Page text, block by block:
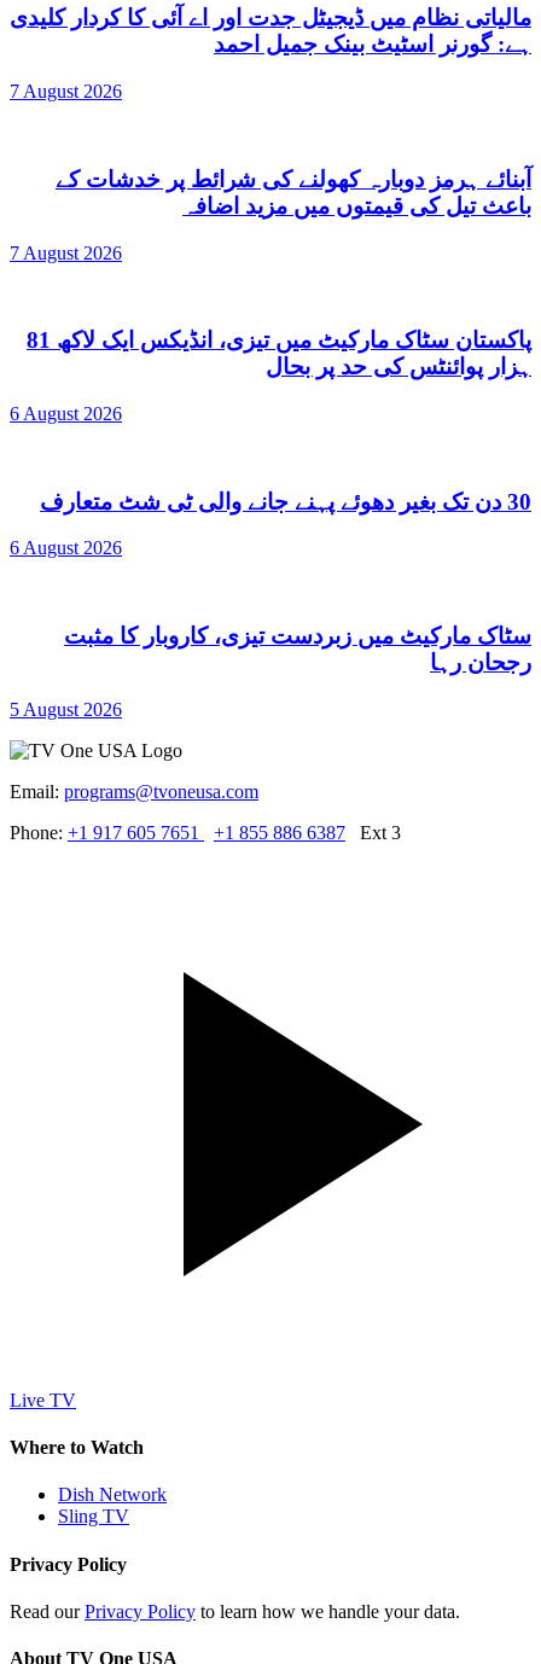
مالیاتی نظام میں ڈیجیٹل جدت اور اے آئی کا کردار کلیدی
ہے: گورنر اسٹیٹ بینک جمیل احمد
7 August 2026
آبنائے ہرمز دوبارہ کھولنے کی شرائط پر خدشات کے
باعث تیل کی قیمتوں میں مزید اضافہ
7 August 2026
پاکستان سٹاک مارکیٹ میں تیزی، انڈیکس ایک لاکھ 81
ہزار پوائنٹس کی حد پر بحال
6 August 2026
30 دن تک بغیر دھوئے پہنے جانے والی ٹی شٹ متعارف
6 August 2026
سٹاک مارکیٹ میں زبردست تیزی، کاروبار کا مثبت
رجحان رہا
5 August 2026
Email: programs@tvoneusa.com
Phone: +1 917 605 7651 +1 855 886 6387 Ext 3
Live TV
Where to Watch
Dish Network
Sling TV
Privacy Policy
Read ourPrivacy Policy to learn how we handle your data.
About TV One USA